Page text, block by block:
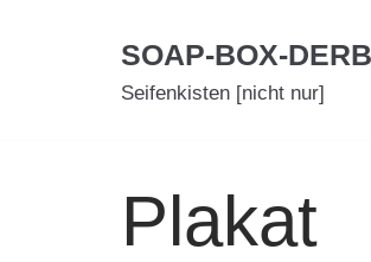
SOAP-BOX-
Seifenkisten [nicht nur]
Plakat